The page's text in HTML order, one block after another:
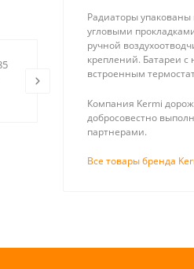
Stout mini 25-40
180 мм, насос
частотный
19 635 ₽
Радиаторы упакованы
угловыми
ручной
креплений. Батареи
встроенным
Компания Kermi
добросовестно
партнерами.
Все товары бренда